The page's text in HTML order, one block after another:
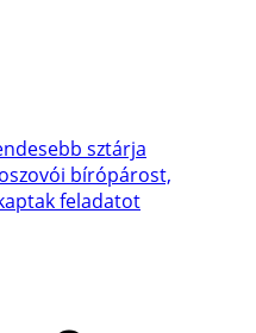
sztárja
bírópárost,
feladatot